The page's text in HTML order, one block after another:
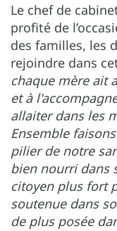
Le chef de
profité de
des familles, les
rejoindre dans
chaque mère ait
et à
allaiter dans les
Ensemble
pilier de notre
bien nourri dans
citoyen plus fort
soutenue dans
de plus posée